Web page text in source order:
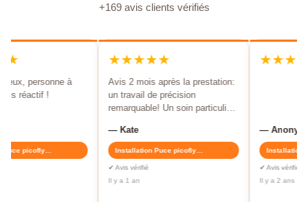
+169 avis clients vérifiés
personne à
réactif !
picofly…
★★★★★
Avis 2 mois après la prestation:
un travail de précision
remarquable! Un soin particulier
— Kate
Installation Puce picofly…
✔ Avis vérifié
Il y a 1 an
— Anonyme
Installation
✔ Avis vérifié
Il y a 2 ans